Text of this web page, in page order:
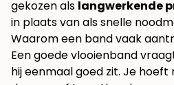
gekozen als langwerkende
in plaats van als snelle
Waarom een band vaak
Een goede vlooienband
hij eenmaal goed zit. Je